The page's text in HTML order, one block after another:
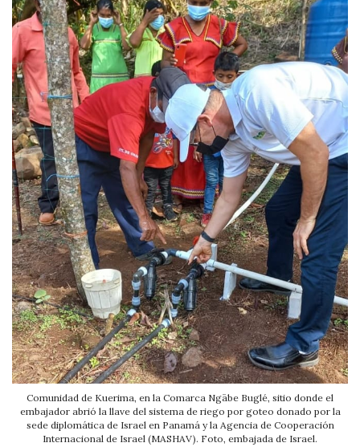
Comunidad de Kuerima, en la Comarca Ngäbe Buglé, sitio donde el
embajador abrió la llave del sistema de riego por goteo donado por la
sede diplomática de Israel en Panamá y la Agencia de Cooperación
Internacional de Israel (MASHAV). Foto, embajada de Israel.